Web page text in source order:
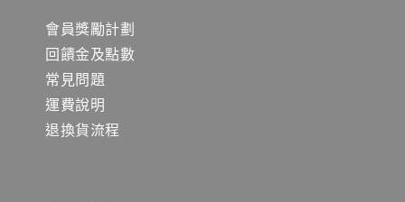
會員獎勵計劃
回饋金及點數
常見問題
運費說明
退換貨流程